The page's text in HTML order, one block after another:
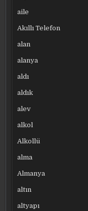
aile
Akıllı Telefon
alan
alanya
aldı
aldık
alev
alkol
Alkollü
alma
Almanya
altın
altyapı